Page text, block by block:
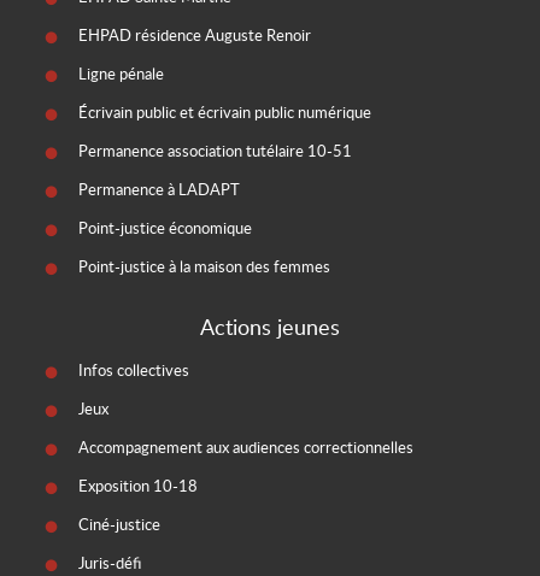
EHPAD résidence Auguste Renoir
Ligne pénale
Écrivain public et écrivain public numérique
Permanence association tutélaire 10-51
Permanence à LADAPT
Point-justice économique
Point-justice à la maison des femmes
Actions jeunes
Infos collectives
Jeux
Accompagnement aux audiences correctionnelles
Exposition 10-18
Ciné-justice
Juris-défi